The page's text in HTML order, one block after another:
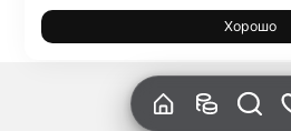
Хорошо